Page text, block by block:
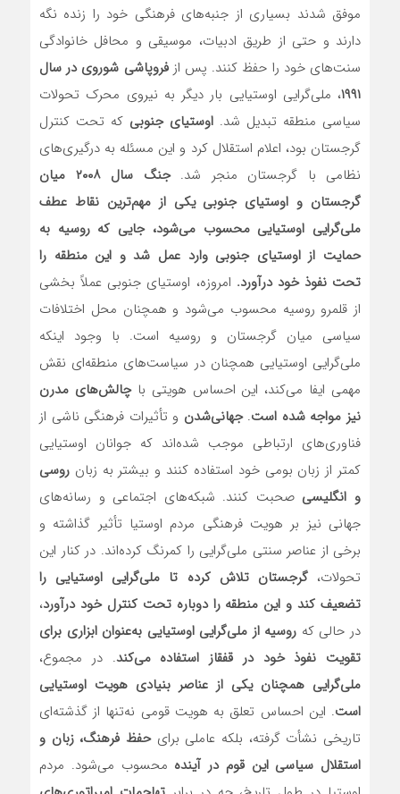
موفق شدند بسیاری از جنبه‌های فرهنگی خود را زنده نگه
دارند و حتی از طریق ادبیات، موسیقی و محافل خانوادگی
سنت‌های خود را حفظ کنند. پس ازفروپاشی شوروی در سال
۱۹۹۱، ملی‌گرایی اوستیایی بار دیگر به نیروی محرک تحولات
سیاسی منطقه تبدیل شد. اوستیای جنوبی که تحت کنترل
گرجستان بود، اعلام استقلال کرد و این مسئله به درگیری‌های
نظامی با گرجستان منجر شد.
جنگ سال ۲۰۰۸ میان
گرجستان و اوستیای جنوبی یکی از مهم‌ترین نقاط عطف
ملی‌گرایی اوستیایی محسوب می‌شود، جایی که روسیه به
حمایت از اوستیای جنوبی وارد عمل شد و این منطقه را
تحت نفوذ خود درآورد. امروزه، اوستیای جنوبی عملاً بخشی
از قلمرو روسیه محسوب می‌شود و همچنان محل اختلافات
سیاسی میان گرجستان و روسیه است. با وجود اینکه
ملی‌گرایی اوستیایی همچنان در سیاست‌های منطقه‌ای نقش
مهمی ایفا می‌کند، این احساس هویتی باچالش‌های مدرن
نیز مواجه شده است.جهانی‌شدن و تأثیرات فرهنگی ناشی از
فناوری‌های ارتباطی موجب شده‌اند که جوانان اوستیایی
کمتر از زبان بومی خود استفاده کنند و بیشتر به زبان روسی
و انگلیسی صحبت کنند. شبکه‌های اجتماعی و رسانه‌های
جهانی نیز بر هویت فرهنگی مردم اوستیا تأثیر گذاشته و
برخی از عناصر سنتی ملی‌گرایی را کمرنگ کرده‌اند. در کنار این
تحولات،گرجستان تلاش کرده تا ملی‌گرایی اوستیایی را
تضعیف کند و این منطقه را دوباره تحت کنترل خود درآورد،
در حالی که روسیه از ملی‌گرایی اوستیایی به‌عنوان ابزاری برای
تقویت نفوذ خود در قفقاز استفاده می‌کند. در مجموع،
ملی‌گرایی همچنان یکی از عناصر بنیادی هویت اوستیایی
است. این احساس تعلق به هویت قومی نه‌تنها از گذشته‌ای
تاریخی نشأت گرفته، بلکه عاملی برایحفظ فرهنگ، زبان و
استقلال سیاسی این قوم در آینده محسوب می‌شود. مردم